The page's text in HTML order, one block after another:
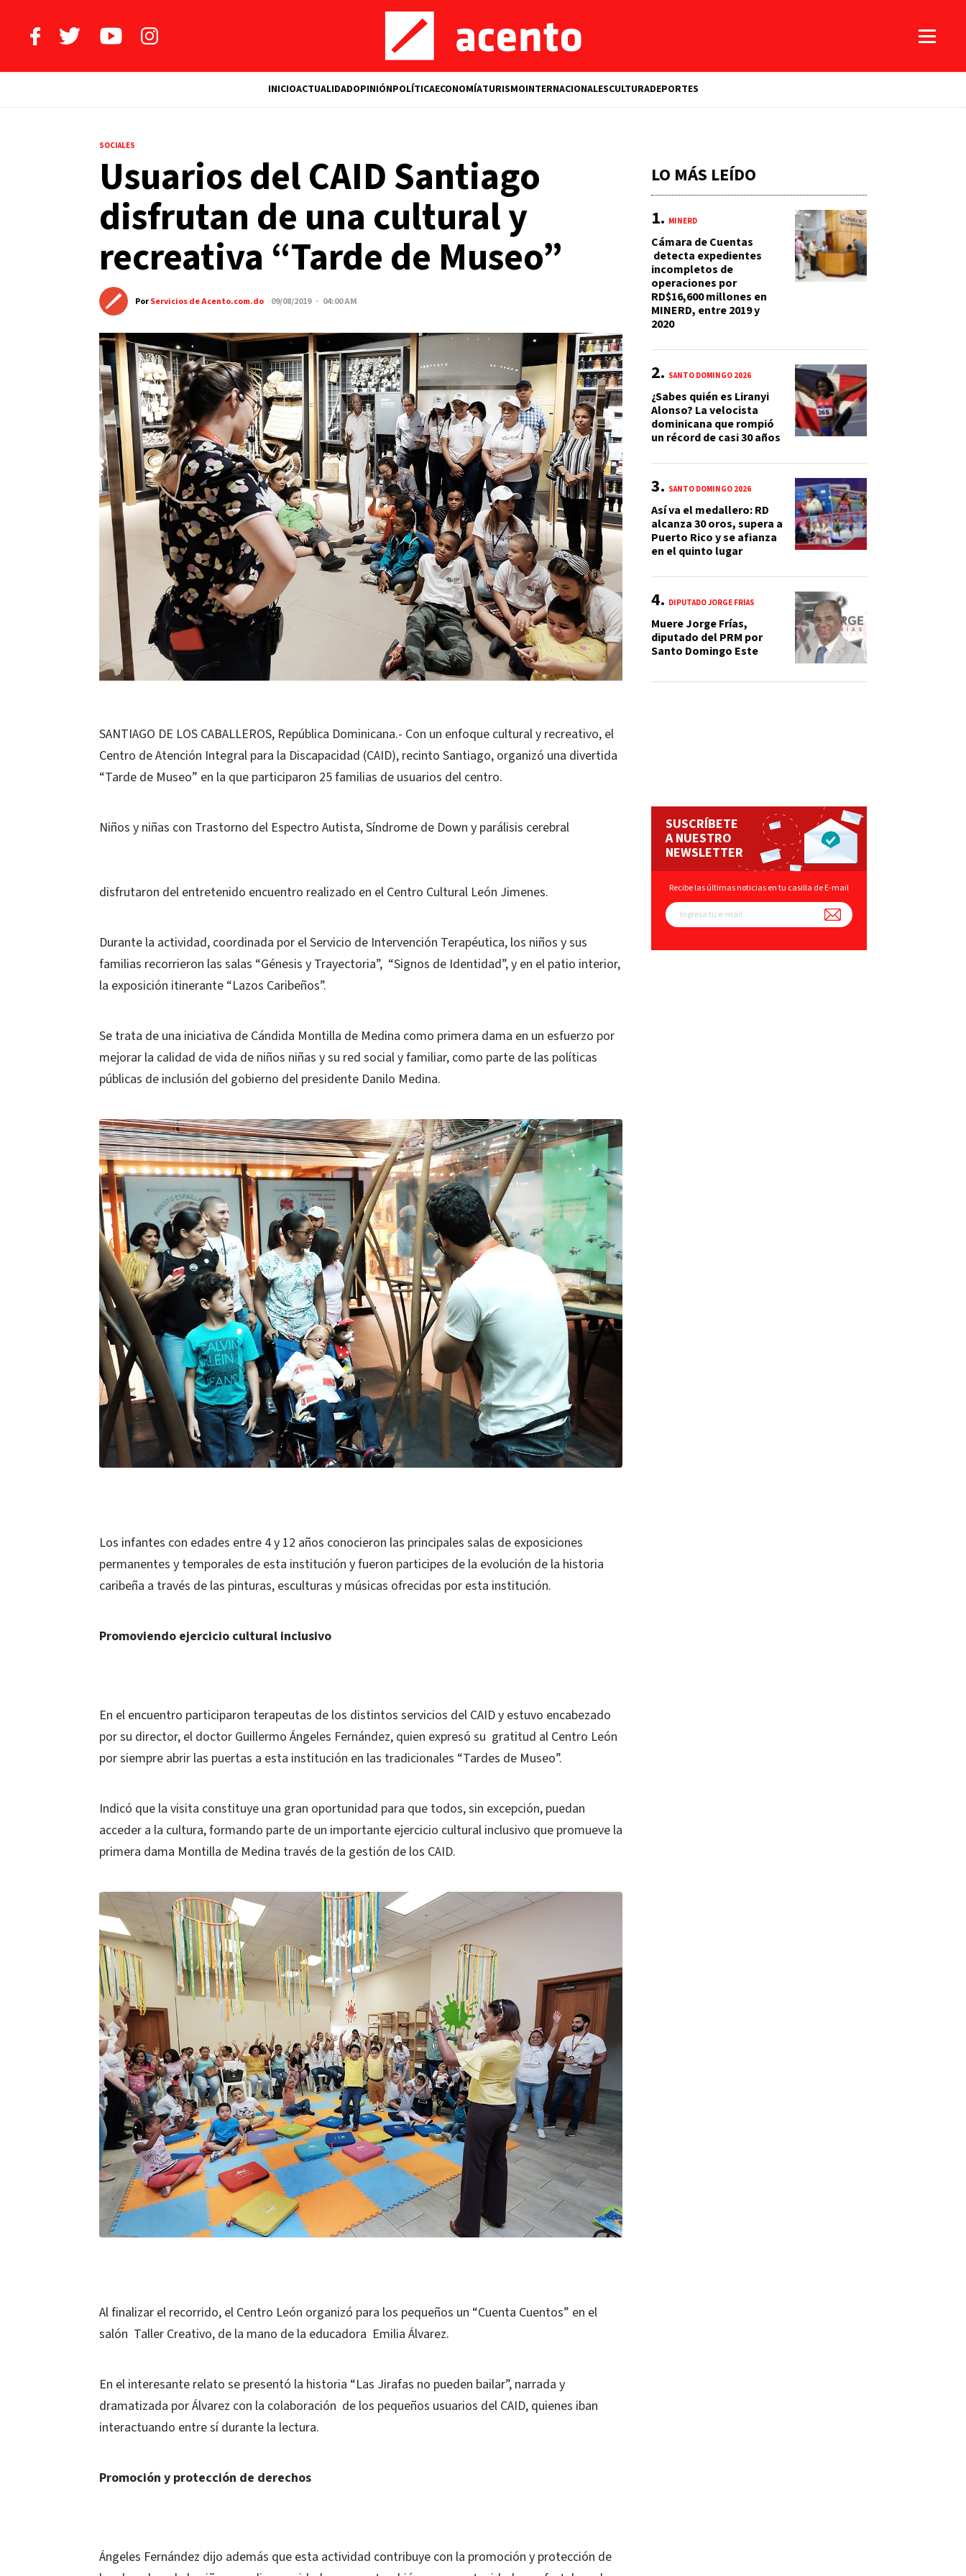
INICIOACTUALIDADOPINIÓNPOLÍTICAECONOMÍATURISMOINTERNACIONALESCULTURADEPORTES
SOCIALES
Usuarios del CAID Santiago
disfrutan de una cultural y
recreativa “Tarde de Museo”
PorServicios de Acento.com.do 09/08/2019 · 04:00 AM
SANTIAGO DE LOS CABALLEROS, República Dominicana.- Con un enfoque cultural y recreativo, el
Centro de Atención Integral para la Discapacidad (CAID), recinto Santiago, organizó una divertida
“Tarde de Museo” en la que participaron 25 familias de usuarios del centro.
Niños y niñas con Trastorno del Espectro Autista, Síndrome de Down y parálisis cerebral
disfrutaron del entretenido encuentro realizado en el Centro Cultural León Jimenes.
Durante la actividad, coordinada por el Servicio de Intervención Terapéutica, los niños y sus
familias recorrieron las salas “Génesis y Trayectoria”, “Signos de Identidad”, y en el patio interior,
la exposición itinerante “Lazos Caribeños”.
Se trata de una iniciativa de Cándida Montilla de Medina como primera dama en un esfuerzo por
mejorar la calidad de vida de niños niñas y su red social y familiar, como parte de las políticas
públicas de inclusión del gobierno del presidente Danilo Medina.
Los infantes con edades entre 4 y 12 años conocieron las principales salas de exposiciones
permanentes y temporales de esta institución y fueron participes de la evolución de la historia
caribeña a través de las pinturas, esculturas y músicas ofrecidas por esta institución.
Promoviendo ejercicio cultural inclusivo
En el encuentro participaron terapeutas de los distintos servicios del CAID y estuvo encabezado
por su director, el doctor Guillermo Ángeles Fernández, quien expresó su gratitud al Centro León
por siempre abrir las puertas a esta institución en las tradicionales “Tardes de Museo”.
Indicó que la visita constituye una gran oportunidad para que todos, sin excepción, puedan
acceder a la cultura, formando parte de un importante ejercicio cultural inclusivo que promueve la
primera dama Montilla de Medina través de la gestión de los CAID.
Al finalizar el recorrido, el Centro León organizó para los pequeños un “Cuenta Cuentos” en el
salón Taller Creativo, de la mano de la educadora Emilia Álvarez.
En el interesante relato se presentó la historia “Las Jirafas no pueden bailar”, narrada y
dramatizada por Álvarez con la colaboración de los pequeños usuarios del CAID, quienes iban
interactuando entre sí durante la lectura.
Promoción y protección de derechos
Ángeles Fernández dijo además que esta actividad contribuye con la promoción y protección de
LO MÁS LEÍDO
MINERD
Cámara de Cuentas
detecta expedientes
incompletos de
operaciones por
RD$16,600 millones en
MINERD, entre 2019 y
2020
SANTO DOMINGO 2026
¿Sabes quién es Liranyi
Alonso? La velocista
dominicana que rompió
un récord de casi 30 años
SANTO DOMINGO 2026
Así va el medallero: RD
alcanza 30 oros, supera a
Puerto Rico y se afianza
en el quinto lugar
DIPUTADO JORGE FRÍAS
Muere Jorge Frías,
diputado del PRM por
Santo Domingo Este
SUSCRÍBETE
A NUESTRO
NEWSLETTER
Recibe las últimas noticias en tu casilla de E-mail